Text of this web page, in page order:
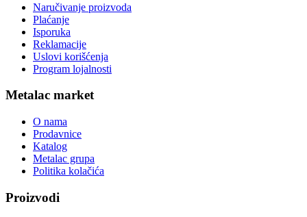
Naručivanje proizvoda
Plaćanje
Isporuka
Reklamacije
Uslovi korišćenja
Program lojalnosti
Metalac market
O nama
Prodavnice
Katalog
Metalac grupa
Politika kolačića
Proizvodi